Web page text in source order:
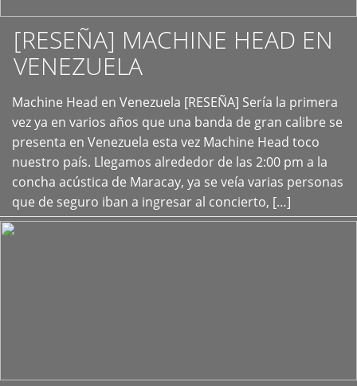
[RESEÑA] MACHINE HEAD EN
VENEZUELA
Machine Head en Venezuela [RESEÑA] Sería la primera
vez ya en varios años que una banda de gran calibre se
presenta en Venezuela esta vez Machine Head toco
nuestro país. Llegamos alrededor de las 2:00 pm a la
concha acústica de Maracay, ya se veía varias personas
que de seguro iban a ingresar al concierto, […]
+